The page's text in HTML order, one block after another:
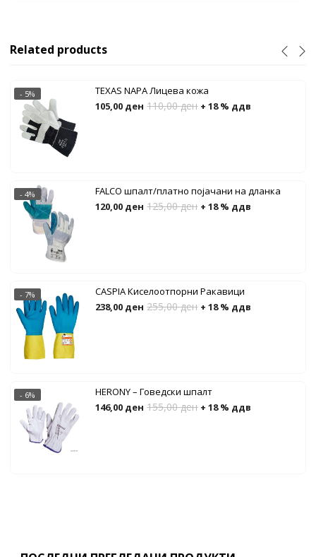
Related products
TEXAS NAPA Лицева кожа
105,00 ден 110,00ден + 18 % ддв
- 5%
FALCO шпалт/платно појачани на дланка
120,00 ден 125,00ден + 18 % ддв
- 4%
CASPIA Киселоотпорни Ракавици
238,00 ден 255,00ден + 18 % ддв
- 7%
HERONY – Говедски шпалт
146,00 ден 155,00ден + 18 % ддв
- 6%